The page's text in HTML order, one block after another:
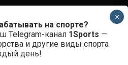
на спорте?
Telegram-канал 1Sports —
и другие виды спорта
день!
×